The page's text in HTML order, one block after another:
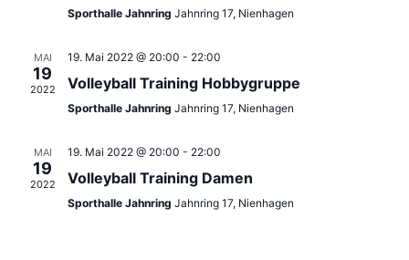
Sporthalle Jahnring Jahnring 17, Nienhagen
MAI
19
2022
19. Mai 2022 @ 20:00 - 22:00
Volleyball Training Hobbygruppe
Sporthalle Jahnring Jahnring 17, Nienhagen
MAI
19
2022
19. Mai 2022 @ 20:00 - 22:00
Volleyball Training Damen
Sporthalle Jahnring Jahnring 17, Nienhagen